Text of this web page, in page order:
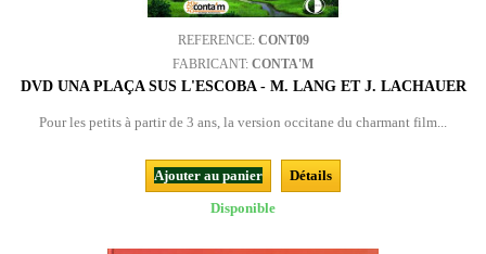
REFERENCE: CONT09
FABRICANT: CONTA'M
DVD UNA PLAÇA SUS L'ESCOBA - M. LANG ET J. LACHAUER
Pour les petits à partir de 3 ans, la version occitane du charmant film...
Ajouter au panier
Détails
Disponible